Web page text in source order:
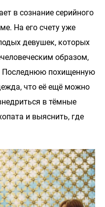
в сознание серийного
На его счету уже
девушек, которых
образом,
Последнюю похищенную
что её ещё можно
в тёмные
и выяснить, где